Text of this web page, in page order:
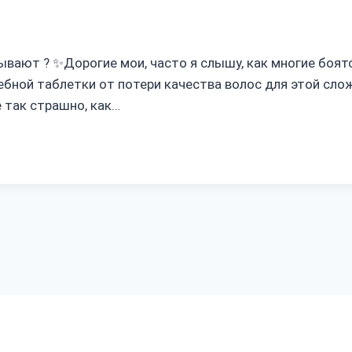
? ✨Дорогие мои, часто я слышу, как многие
таблетки от потери качества волос для этой
так страшно, как…